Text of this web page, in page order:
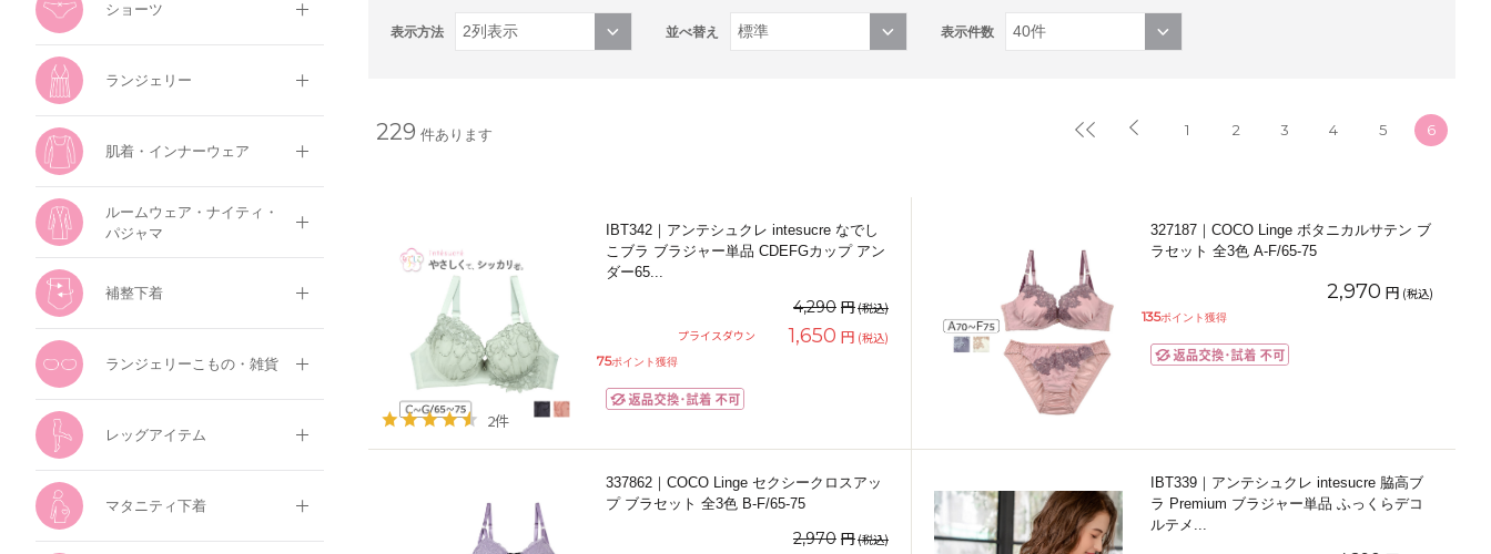
ショーツ
ランジェリー
肌着・インナーウェア
ルームウェア・ナイティ・
パジャマ
補整下着
ランジェリーこもの・雑貨
レッグアイテム
マタニティ下着
表示方法 並べ替え 表示件数
229 件あります 1 2 3 4 5 6
IBT342｜アンテシュクレ intesucre なでし
こブラ ブラジャー単品 CDEFGカップ アン
ダー65...
2件
4,290 円(税込)
プライスダウン
1,650 円 (税込)
75ポイント獲得
327187｜COCO Linge ボタニカルサテン ブ
ラセット 全3色 A-F/65-75
2,970 円 (税込)
135ポイント獲得
337862｜COCO Linge セクシークロスアッ
プ ブラセット 全3色 B-F/65-75
2,970 円(税込)
IBT339｜アンテシュクレ intesucre 脇高ブ
ラ Premium ブラジャー単品 ふっくらデコ
ルテメ ...